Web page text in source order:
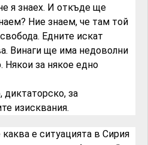
я знаех. И откъде ще
Ние знаем, че там той
Едните искат
Винаги ще има недоволни
Някои за някое едно
диктаторско, за
изисквания.
е ситуацията в Сирия